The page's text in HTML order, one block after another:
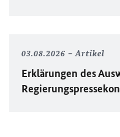
03.08.2026 Artikel
Erklärungen des